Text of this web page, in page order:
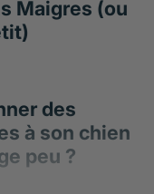
Maigres (ou
des
à son chien
peu ?